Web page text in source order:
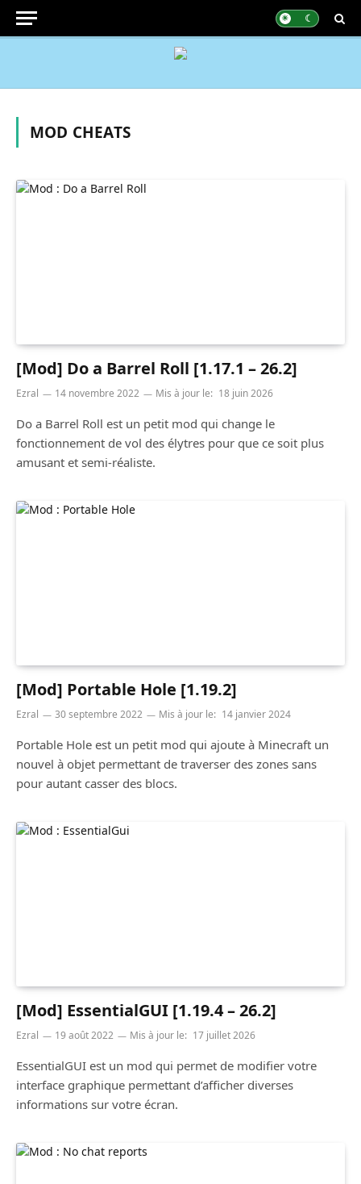
MOD CHEATS
[Mod] Do a Barrel Roll [1.17.1 – 26.2]
Ezral 14 novembre 2022 Mis à jour le: 18 juin 2026
Do a Barrel Roll est un petit mod qui change le
fonctionnement de vol des élytres pour que ce soit plus
amusant et semi-réaliste.
[Mod] Portable Hole [1.19.2]
Ezral 30 septembre 2022 Mis à jour le: 14 janvier 2024
Portable Hole est un petit mod qui ajoute à Minecraft un
nouvel à objet permettant de traverser des zones sans
pour autant casser des blocs.
[Mod] EssentialGUI [1.19.4 – 26.2]
Ezral 19 août 2022 Mis à jour le: 17 juillet 2026
EssentialGUI est un mod qui permet de modifier votre
interface graphique permettant d’afficher diverses
informations sur votre écran.